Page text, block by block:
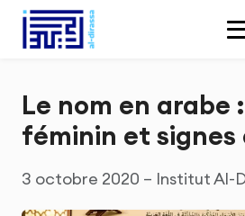
Le nom en arabe
féminin et signes
3 octobre 2020 – Institut Al-